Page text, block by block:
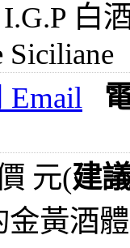
白
Siciliane
Email
元(建
黃酒